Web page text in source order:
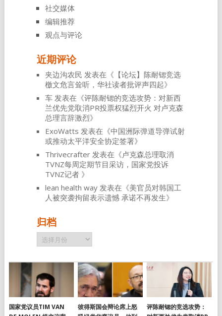
社交媒体
编辑推荐
观点与评论
近期评论
夹边沟农民 发表在《 【论坛】陈耐锶竞选
檄文危言耸听，华社读者批评声四起》
车发表在《评陈耐锶的竞选攻势：对新西
兰优先党取消PR投票权猛烈开火 对卢克森
总理言辞激烈》
ExoWatts 发表在《中国洲际弹道导弹试射
或推动太平洋安全协定签署》
Thrivecrafter发表在《卢克森总理取消
TVNZ每周定期节目采访，国家党投诉
TVNZ记者 》
lean health way发表在《美官员对韩国工
人被突袭拘留表示遗憾 承诺不再发生》
归档
归
档
国家党议员TIM VAN
彼得斯国会辩论席上怒
评陈耐锶的竞选攻势：